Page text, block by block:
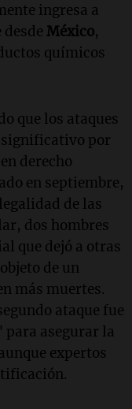
ingresa a
México,
químicos
que los ataques
significativo por
derecho
en septiembre,
de las
dos hombres
que dejó a otras
de un
más muertes.
ataque fue
asegurar la
expertos